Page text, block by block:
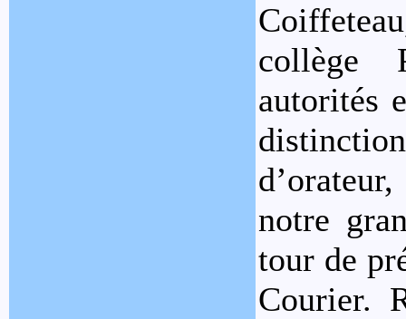
collège
autorités
notre
tour de
Courier.